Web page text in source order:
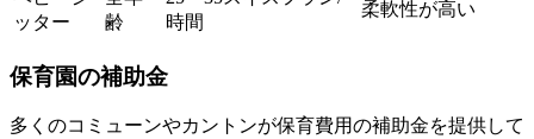
ッター
齢
時間
柔軟性が高い
保育園の補助金
多くのコミューンやカントンが保育費用の補助金を提供して